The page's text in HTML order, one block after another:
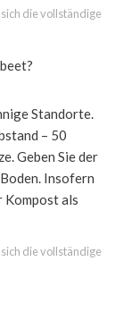
sich die vollständige
Standorte.
– 50
Geben Sie der
Insofern
als
sich die vollständige